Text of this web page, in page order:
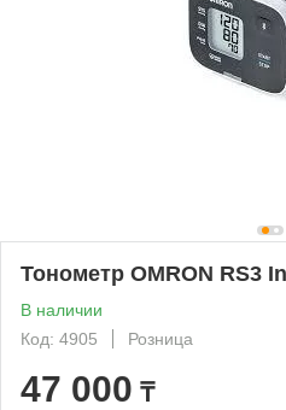
Тонометр OMRON RS3
В наличии
Код: 4905
Розница
47 000 ₸